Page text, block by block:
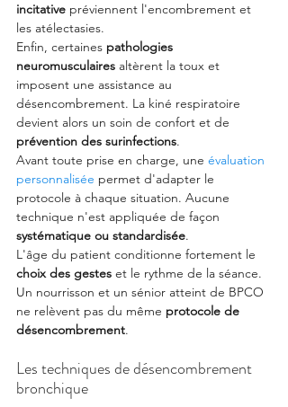
incitative préviennent l'encombrement et
les atélectasies.
Enfin, certaines pathologies
neuromusculaires altèrent la toux et
imposent une assistance au
désencombrement. La kiné respiratoire
devient alors un soin de confort et de
prévention des surinfections.
Avant toute prise en charge, une évaluation
personnalisée permet d'adapter le
protocole à chaque situation. Aucune
technique n'est appliquée de façon
systématique ou standardisée.
L'âge du patient conditionne fortement le
choix des gestes et le rythme de la séance.
Un nourrisson et un sénior atteint de BPCO
ne relèvent pas du même protocole de
désencombrement.
Les techniques de désencombrement
bronchique